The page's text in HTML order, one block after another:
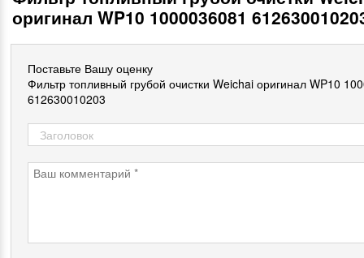
оригинал WP10 1000036081
Поставьте Вашу оценку
Фильтр топливный грубой очистки Weichai оригинал WP10
612630010203